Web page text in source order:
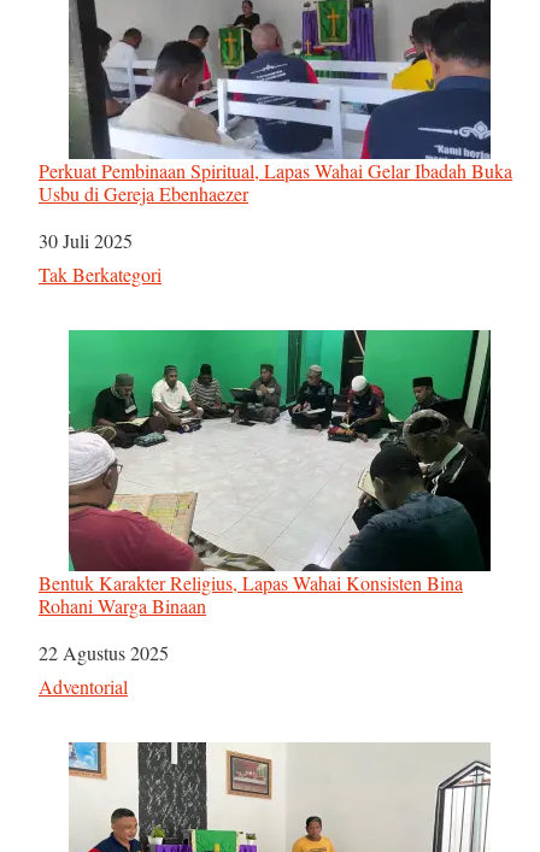
Perkuat Pembinaan Spiritual, Lapas Wahai Gelar Ibadah Buka
Usbu di Gereja Ebenhaezer
Tanggal
30 Juli 2025
Sehubungan dengan
Tak Berkategori
Bentuk Karakter Religius, Lapas Wahai Konsisten Bina
Rohani Warga Binaan
Tanggal
22 Agustus 2025
Sehubungan dengan
Adventorial